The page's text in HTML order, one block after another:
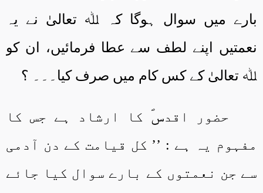
بارے میں سوال ہوگا کہ ﷲ تعالیٰ نے یہ
نعمتیں اپنے لطف سے عطا فرمائیں، ان کو
ﷲ تعالیٰ کے کس کام میں صرف کیا۔۔۔ ؟
حضور اقدسؐ کا ارشاد ہے جس کا
مفہوم یہ ہے : ’’ کل قیامت کے دن آدمی
سے جن نعمتوں کے بارے سوال کیا جائے